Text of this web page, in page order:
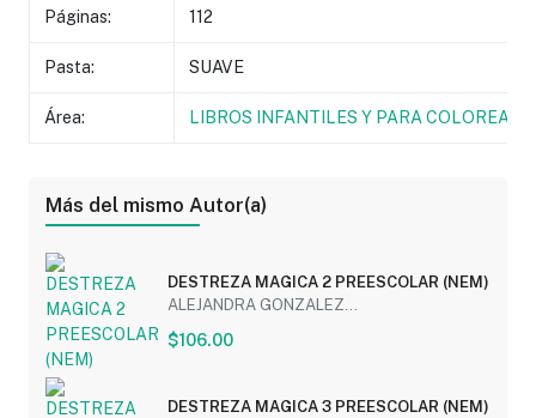
Páginas: 112
Pasta: SUAVE
Área: LIBROS INFANTILES Y PARA COLOREAR
Más del mismo Autor(a)
DESTREZA MAGICA 2 PREESCOLAR (NEM)
ALEJANDRA GONZALEZ...
$106.00
DESTREZA MAGICA 3 PREESCOLAR (NEM)